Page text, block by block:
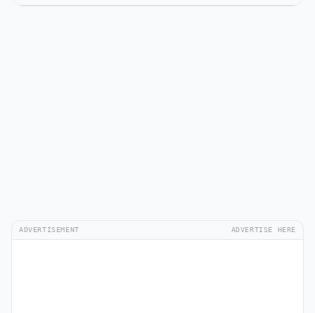
ADVERTISEMENT ADVERTISE HERE